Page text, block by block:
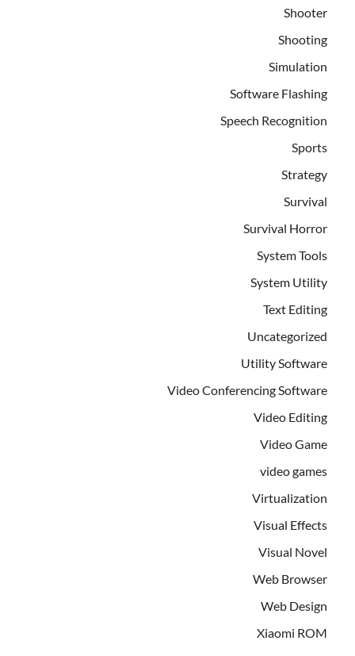
Shooter
Shooting
Simulation
Software Flashing
Speech Recognition
Sports
Strategy
Survival
Survival Horror
System Tools
System Utility
Text Editing
Uncategorized
Utility Software
Video Conferencing Software
Video Editing
Video Game
video games
Virtualization
Visual Effects
Visual Novel
Web Browser
Web Design
Xiaomi ROM